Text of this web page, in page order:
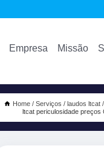
Empresa Missão
Home Serviços laudos ltcat
ltcat periculosidade preços